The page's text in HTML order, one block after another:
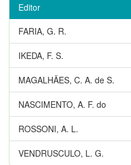
Editor
FARIA, G. R.
IKEDA, F. S.
MAGALHÃES, C. A. de S.
NASCIMENTO, A. F. do
ROSSONI, A. L.
VENDRUSCULO, L. G.